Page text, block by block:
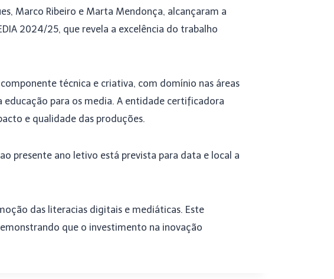
Marco Ribeiro e Marta Mendonça, alcançaram a
2024/25, que revela a excelência do trabalho
técnica e criativa, com domínio nas áreas
para os media. A entidade certificadora
e qualidade das produções.
presente ano letivo está prevista para data e local a
das literacias digitais e mediáticas. Este
que o investimento na inovação